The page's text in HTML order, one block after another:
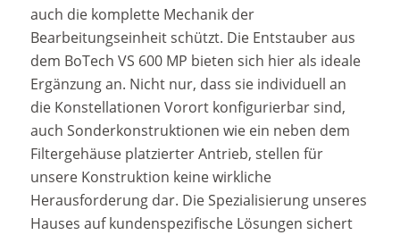
auch die komplette Mechanik der
Bearbeitungseinheit schützt. Die Entstauber aus
dem BoTech VS 600 MP bieten sich hier als ideale
Ergänzung an. Nicht nur, dass sie individuell an
die Konstellationen Vorort konfigurierbar sind,
auch Sonderkonstruktionen wie ein neben dem
Filtergehäuse platzierter Antrieb, stellen für
unsere Konstruktion keine wirkliche
Herausforderung dar. Die Spezialisierung unseres
Hauses auf kundenspezifische Lösungen sichert